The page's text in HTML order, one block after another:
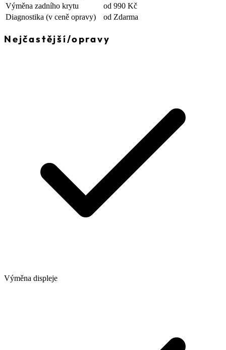
Výměna zadního krytu
od 990 Kč
Diagnostika (v ceně opravy) od Zdarma
Nejčastější/opravy
Výměna displeje